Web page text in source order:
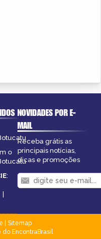
o
:
|
NOVIDADES POR E-
MAIL
Receba grátis as
principais notícias,
dicas e promoções
Sitemap
EncontraBrasil